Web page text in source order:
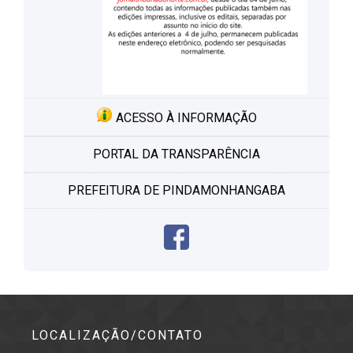
ACESSO À INFORMAÇÃO
PORTAL DA TRANSPARÊNCIA
PREFEITURA DE PINDAMONHANGABA
LOCALIZAÇÃO/CONTATO